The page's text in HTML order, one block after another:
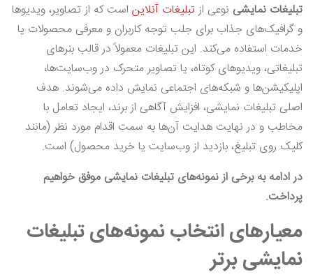
تبلیغات نمایشی نوعی ازتبلیغات آنلاین است که از تصاویر، ویدیوها
و گرافیک‌های جذاب برای جلب توجه کاربران و معرفی محصولات یا
خدمات استفاده می‌کند. این تبلیغات معمولاً در قالب بنرهای
تبلیغاتی، ویدیوهای کوتاه، یا تصاویر متحرک در وب‌سایت‌ها،
اپلیکیشن‌ها و شبکه‌های اجتماعی نمایش داده می‌شوند. هدف
اصلی تبلیغات نمایشی، افزایش آگاهی از برند، ایجاد تعامل با
مخاطب و در نهایت هدایت آن‌ها به سمت اقدام مورد نظر (مانند
کلیک روی تبلیغ، بازدید از وب‌سایت یا خرید محصول) است.
در ادامه به برخی از نمونه‌های تبلیغات نمایشی موفق خواهیم
پرداخت.
معیارهای انتخاب نمونه‌های تبلیغات
نمایشی برتر